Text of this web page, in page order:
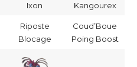
Ixon Kangourex
Riposte
Blocage
Coud’Boue
Poing Boost